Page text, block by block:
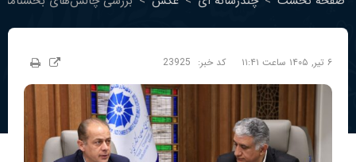
۶ تیر, ۱۴۰۵ ساعت ۱۱:۴۱ کد خبر: